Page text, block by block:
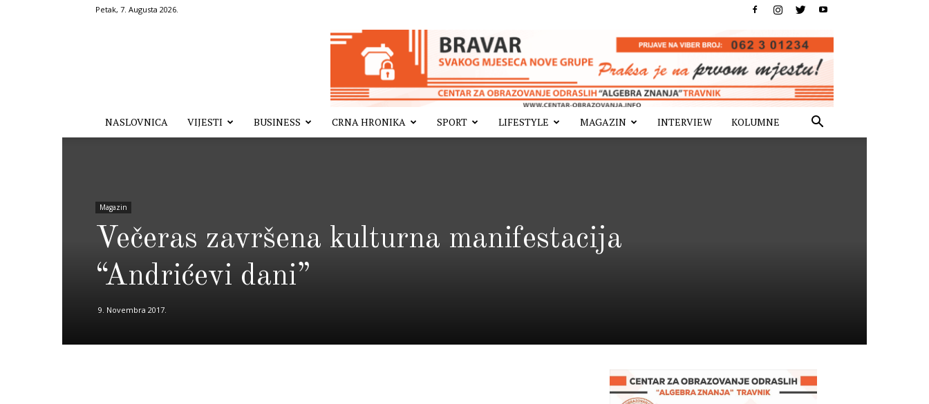
Petak, 7. Augusta 2026.
NASLOVNICA VIJESTI BUSINESS CRNA HRONIKA SPORT LIFESTYLE MAGAZIN INTERVIEW KOLUMNE
Magazin
Večeras završena kulturna manifestacija
“Andrićevi dani”
9. Novembra 2017.